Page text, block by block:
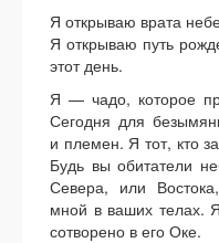
Я открываю врата
Я открываю путь
этот день.
Я — чадо, которое
Сегодня для
и племен. Я тот, кто
Будь вы обитатели
Севера, или
мной в ваших телах.
сотворено в его Оке.